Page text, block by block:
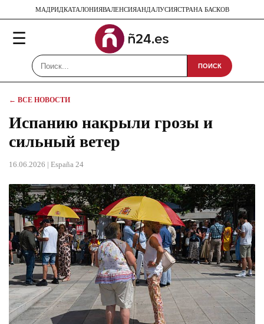
МАДРИДКАТАЛОНИЯВАЛЕНСИЯАНДАЛУСИЯСТРАНА БАСКОВ
☰
ПОИСК
← ВСЕ НОВОСТИ
Испанию накрыли грозы и
сильный ветер
16.06.2026 | España 24